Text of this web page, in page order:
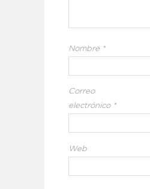
Nombre *
Correo
electrónico *
Web